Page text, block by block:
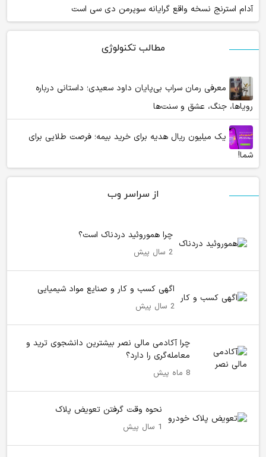
مطالب تکنولوژی
معرفی رمان سراب بی‌پایان داود سعیدی؛ داستانی درباره
رویاها، جنگ، عشق و سنت‌ها
یک میلیون ریال هدیه برای خرید بیمه؛ فرصت طلایی برای
شما!
از سراسر وب
چرا هموروئید دردناک است؟
2 سال پیش
اگهی کسب و کار و صنایع مواد شیمیایی
2 سال پیش
چرا آکادمی مالی نصر بیشترین دانشجوی ترید و
معامله‌گری را دارد؟
8 ماه پیش
نحوه وقت گرفتن تعویض پلاک
1 سال پیش
آدام استرنج نسخه واقع گرایانه سوپرمن دی سی است